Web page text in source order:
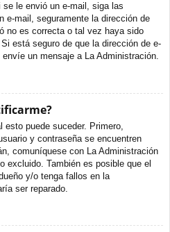
le envió un e-mail, siga las
e-mail, seguramente la dirección de
no es correcta o tal vez haya sido
está seguro de que la dirección de e-
un mensaje a La Administración.
puede suceder. Primero,
y contraseña se encuentren
comuníquese con La Administración
excluido. También es posible que el
y/o tenga fallos en la
ser reparado.